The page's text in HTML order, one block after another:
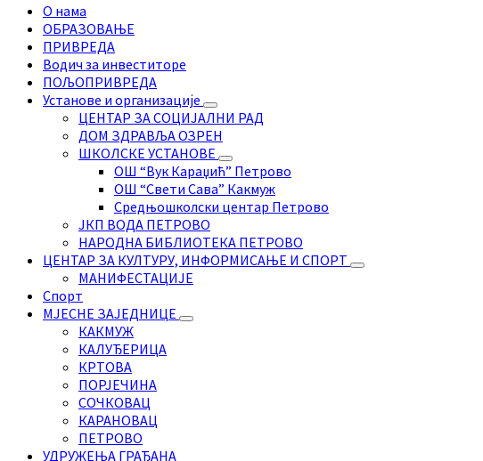
О нама
ОБРАЗОВАЊЕ
ПРИВРЕДА
Водич за инвеститоре
ПОЉОПРИВРЕДА
Установе и организације
ЦЕНТАР ЗА СОЦИЈАЛНИ РАД
ДОМ ЗДРАВЉА ОЗРЕН
ШКОЛСКЕ УСТАНОВЕ
ОШ “Вук Караџић” Петрово
ОШ “Свети Сава” Какмуж
Средњошколски центар Петрово
ЈКП ВОДА ПЕТРОВО
НАРОДНА БИБЛИОТЕКА ПЕТРОВО
ЦЕНТАР ЗА КУЛТУРУ, ИНФОРМИСАЊЕ И СПОРТ
МАНИФЕСТАЦИЈЕ
Спорт
МЈЕСНЕ ЗАЈЕДНИЦЕ
КАКМУЖ
КАЛУЂЕРИЦА
КРТОВА
ПОРЈЕЧИНА
СОЧКОВАЦ
КАРАНОВАЦ
ПЕТРОВО
УДРУЖЕЊА ГРАЂАНА